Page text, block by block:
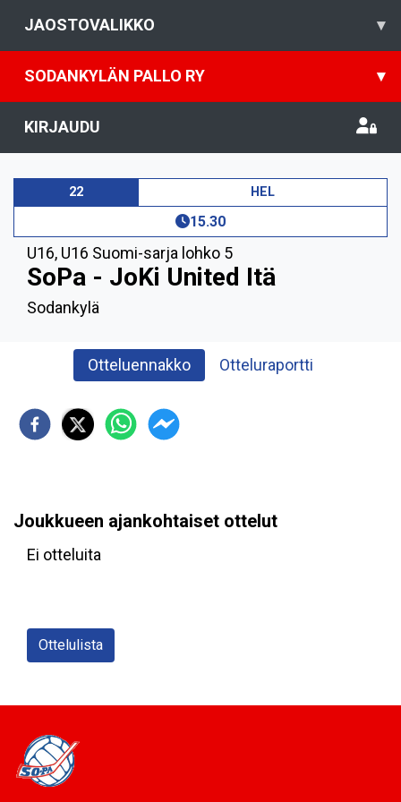
JAOSTOVALIKKO ▾
SODANKYLÄN PALLO RY ▾
KIRJAUDU
22 HEL
15.30
U16, U16 Suomi-sarja lohko 5
SoPa - JoKi United Itä
Sodankylä
Otteluennakko Otteluraportti
Joukkueen ajankohtaiset ottelut
Ei otteluita
Ottelulista